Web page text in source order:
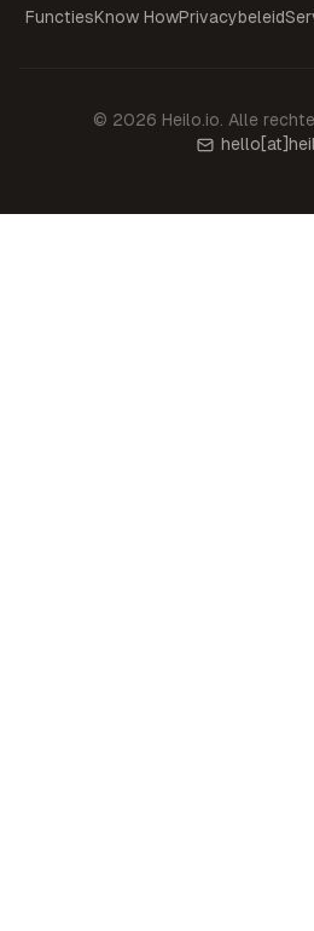
FunctiesKnow HowPrivacybeleid
© 2026 Heilo.io. Alle
hello[at]